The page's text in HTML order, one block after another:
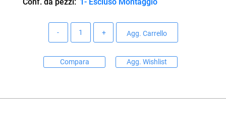
Agg. Carrello
Compara Agg. Wishlist